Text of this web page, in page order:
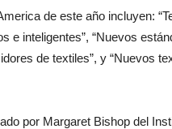
de este año incluyen:
e inteligentes”, “Nuevos
de textiles”, y “Nuevos
por Margaret Bishop del